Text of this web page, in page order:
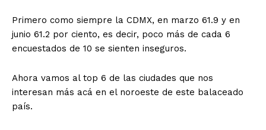
Primero como siempre la CDMX, en marzo 61.9 y en
junio 61.2 por ciento, es decir, poco más de cada 6
encuestados de 10 se sienten inseguros.
Ahora vamos al top 6 de las ciudades que nos
interesan más acá en el noroeste de este balaceado
país.